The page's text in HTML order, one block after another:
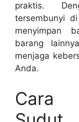
praktis.
tersembunyi
menyimpan
barang
menjaga
Anda.
Cara